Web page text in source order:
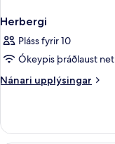
Herbergi
Pláss fyrir 10
Ókeypis þráðlaust net
Nánari upplýsingar
Nánari